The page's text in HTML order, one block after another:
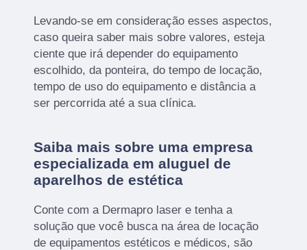
Levando-se em consideração esses aspectos,
caso queira saber mais sobre valores, esteja
ciente que irá depender do equipamento
escolhido, da ponteira, do tempo de locação,
tempo de uso do equipamento e distância a
ser percorrida até a sua clínica.
Saiba mais sobre uma empresa
especializada em aluguel de
aparelhos de estética
Conte com a Dermapro laser e tenha a
solução que você busca na área de locação
de equipamentos estéticos e médicos, são